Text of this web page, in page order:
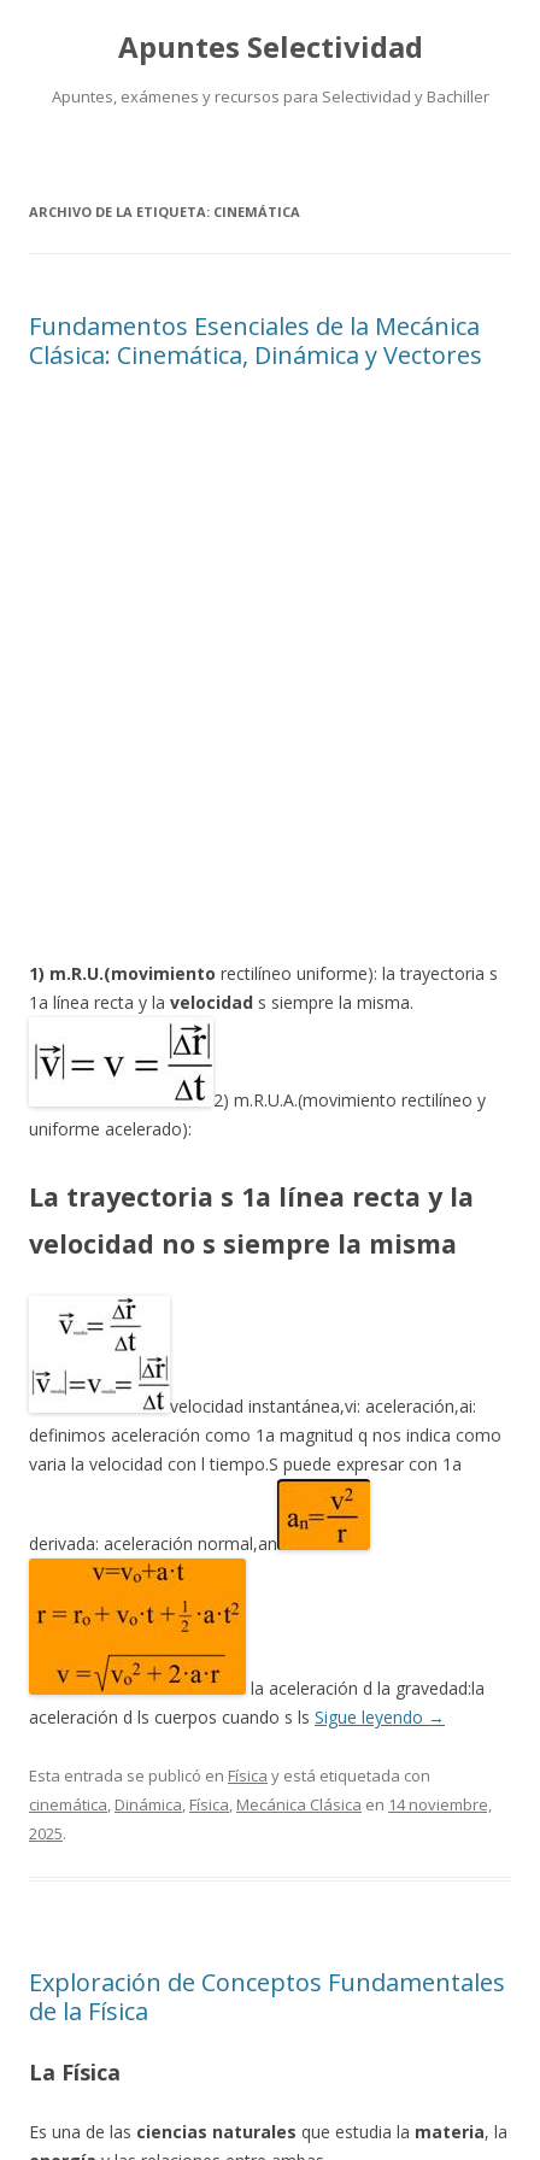
Apuntes Selectividad
Apuntes, exámenes y recursos para Selectividad y Bachiller
ARCHIVO DE LA ETIQUETA: CINEMÁTICA
Fundamentos Esenciales de la Mecánica
Clásica: Cinemática, Dinámica y Vectores
1) m.R.U.(movimiento rectilíneo uniforme): la trayectoria s
1a línea recta y la velocidad s siempre la misma.
2) m.R.U.A.(movimiento rectilíneo y
uniforme acelerado):
La trayectoria s 1a línea recta y la
velocidad no s siempre la misma
velocidad instantánea,vi: aceleración,ai:
definimos aceleración como 1a magnitud q nos indica como
varia la velocidad con l tiempo.S puede expresar con 1a
derivada: aceleración normal,an
la aceleración d la gravedad:la
aceleración d ls cuerpos cuando s ls Sigue leyendo →
Esta entrada se publicó en Física y está etiquetada con
cinemática, Dinámica, Física, Mecánica Clásica en 14 noviembre,
2025.
Exploración de Conceptos Fundamentales
de la Física
La Física
Es una de las ciencias naturales que estudia la materia, la